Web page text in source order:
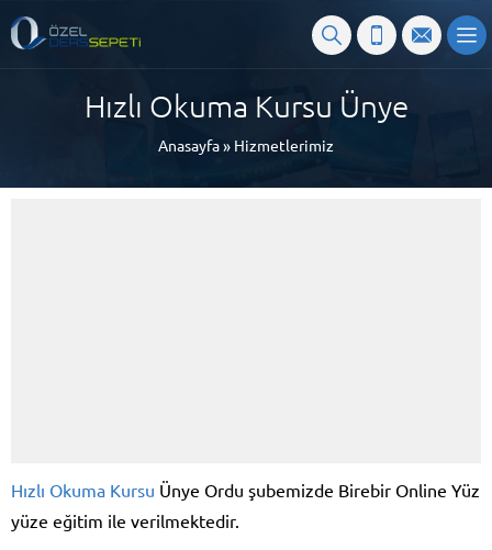
Hızlı Okuma Kursu Ünye
Anasayfa» Hizmetlerimiz
Hızlı Okuma Kursu Ünye Ordu şubemizde Birebir Online Yüz
yüze eğitim ile verilmektedir.